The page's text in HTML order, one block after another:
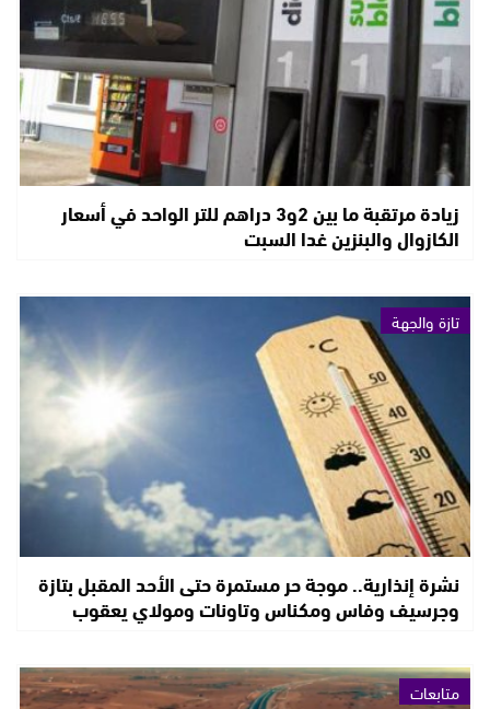
زيادة مرتقبة ما بين 2و3 دراهم للتر الواحد في أسعار
الكازوال والبنزين غدا السبت
تازة والجهة
نشرة إنذارية.. موجة حر مستمرة حتى الأحد المقبل بتازة
وجرسيف وفاس ومكناس وتاونات ومولاي يعقوب
متابعات